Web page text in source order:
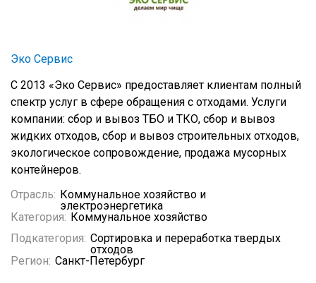
Эко Сервис
С 2013 «Эко Сервис» предоставляет клиентам полный
спектр услуг в сфере обращения с отходами. Услуги
компании: сбор и вывоз ТБО и ТКО, сбор и вывоз
жидких отходов, сбор и вывоз строительных отходов,
экологическое сопровождение, продажа мусорных
контейнеров.
Отрасль: Коммунальное хозяйство и
электроэнергетика
Категория: Коммунальное хозяйство
Подкатегория: Сортировка и переработка твердых
отходов
Регион: Санкт-Петербург